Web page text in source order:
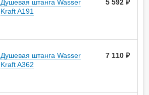
Душевая штанга Wasser
Kraft A191
5 592
Душевая штанга Wasser
Kraft A362
7 110